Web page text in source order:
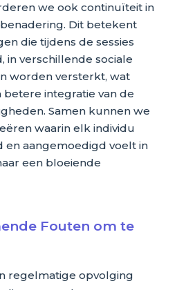
we ook continuïteit in
Dit betekent
die tijdens de sessies
in verschillende sociale
worden versterkt, wat
betere integratie van de
Samen kunnen we
waarin elk individu
en aangemoedigd voelt in
een bloeiende
Fouten om te
regelmatige opvolging